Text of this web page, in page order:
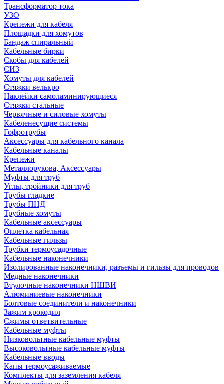
Трансформатор тока
УЗО
Крепежи для кабеля
Площадки для хомутов
Бандаж спиральный
Кабельные бирки
Cкобы для кабелей
СИЗ
Хомуты для кабелей
Стяжки велькро
Наклейки самоламинирующиеся
Стяжки стальные
Червячные и силовые хомуты
Кабеленесущие системы
Гофротрубы
Аксессуары для кабельного канала
Кабельные каналы
Крепежи
Металлорукова, Аксессуары
Муфты для труб
Углы, тройники для труб
Трубы гладкие
Трубы ПНД
Трубные хомуты
Кабельные аксессуары
Оплетка кабельная
Кабельные гильзы
Трубки термоусадочные
Кабельные наконечники
Изолированные наконечники, разъемы и гильзы для проводов
Медные наконечники
Втулочные наконечники НШВИ
Алюминиевые наконечники
Болтовые соединители и наконечники
Зажим крокодил
Сжимы ответвительные
Кабельные муфты
Низковольтные кабельные муфты
Высоковольтные кабельные муфты
Кабельные вводы
Капы термоусаживаемые
Комплекты для заземления кабеля